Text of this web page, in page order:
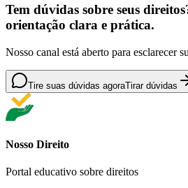
Tem dúvidas sobre seus
orientação clara e prática.
Nosso canal está aberto para esclarecer
Tire suas dúvidas agoraTirar dúvidas
Nosso Direito
Portal educativo sobre direitos